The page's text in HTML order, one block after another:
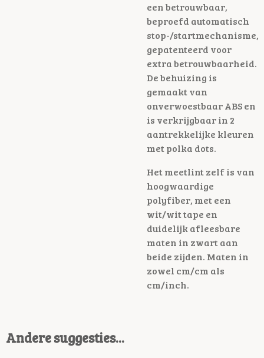
een betrouwbaar,
beproefd automatisch
stop-/startmechanisme,
gepatenteerd voor
extra betrouwbaarheid.
De behuizing is
gemaakt van
onverwoestbaar ABS en
is verkrijgbaar in 2
aantrekkelijke kleuren
met polka dots.
Het meetlint zelf is van
hoogwaardige
polyfiber, met een
wit/wit tape en
duidelijk afleesbare
maten in zwart aan
beide zijden. Maten in
zowel cm/cm als
cm/inch.
Andere suggesties...